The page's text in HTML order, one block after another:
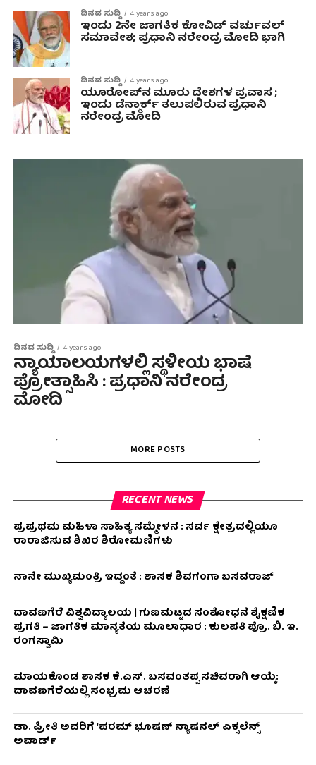
ದಿನದ ಸುದ್ದಿ 4 years ago
ಇಂದು 2ನೇ ಜಾಗತಿಕ ಕೋವಿಡ್ ವರ್ಚುವಲ್
ಸಮಾವೇಶ; ಪ್ರಧಾನಿ ನರೇಂದ್ರ ಮೋದಿ ಭಾಗಿ
ದಿನದ ಸುದ್ದಿ 4 years ago
ಯೂರೋಪ್‌ನ ಮೂರು ದೇಶಗಳ ಪ್ರವಾಸ ;
ಇಂದು ಡೆನ್ಮಾರ್ಕ್ ತಲುಪಲಿರುವ ಪ್ರಧಾನಿ
ನರೇಂದ್ರ ಮೋದಿ
ದಿನದ ಸುದ್ದಿ 4 years ago
ನ್ಯಾಯಾಲಯಗಳಲ್ಲಿ ಸ್ಥಳೀಯ ಭಾಷೆ
ಪ್ರೋತ್ಸಾಹಿಸಿ : ಪ್ರಧಾನಿ ನರೇಂದ್ರ
ಮೋದಿ
MORE POSTS
RECENT NEWS
ಪ್ರಪ್ರಥಮ ಮಹಿಳಾ ಸಾಹಿತ್ಯ ಸಮ್ಮೇಳನ : ಸರ್ವ ಕ್ಷೇತ್ರದಲ್ಲಿಯೂ
ರಾರಾಜಿಸುವ ಶಿಖರ ಶಿರೋಮಣಿಗಳು
ನಾನೇ ಮುಖ್ಯಮಂತ್ರಿ ಇದ್ದಂತೆ : ಶಾಸಕ ಶಿವಗಂಗಾ ಬಸವರಾಜ್
ದಾವಣಗೆರೆ ವಿಶ್ವವಿದ್ಯಾಲಯ | ಗುಣಮಟ್ಟದ ಸಂಶೋಧನೆ ಶೈಕ್ಷಣಿಕ
ಪ್ರಗತಿ – ಜಾಗತಿಕ ಮಾನ್ಯತೆಯ ಮೂಲಾಧಾರ : ಕುಲಪತಿ ಪ್ರೊ. ಬಿ. ಇ.
ರಂಗಸ್ವಾಮಿ
ಮಾಯಕೊಂಡ ಶಾಸಕ ಕೆ.ಎಸ್. ಬಸವಂತಪ್ಪ ಸಚಿವರಾಗಿ ಆಯ್ಕೆ:
ದಾವಣಗೆರೆಯಲ್ಲಿ ಸಂಭ್ರಮ ಆಚರಣೆ
ಡಾ. ಪ್ರೀತಿ ಅವರಿಗೆ ‘ಪರಮ್ ಭೂಷಣ್ ನ್ಯಾಷನಲ್ ಎಕ್ಸಲೆನ್ಸ್
ಅವಾರ್ಡ್